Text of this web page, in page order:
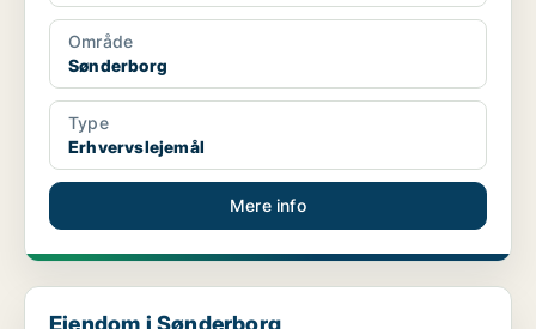
Område
Sønderborg
Type
Erhvervslejemål
Mere info
Ejendom i Sønderborg
Ejendom i Sønderborg